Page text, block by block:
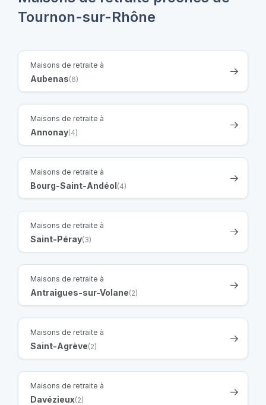
Tournon-sur-Rhône
Maisons de retraite à
Aubenas(6)
Maisons de retraite à
Annonay(4)
Maisons de retraite à
Bourg-Saint-Andéol(4)
Maisons de retraite à
Saint-Péray(3)
Maisons de retraite à
Antraigues-sur-Volane(2)
Maisons de retraite à
Saint-Agrève(2)
Maisons de retraite à
Davézieux(2)